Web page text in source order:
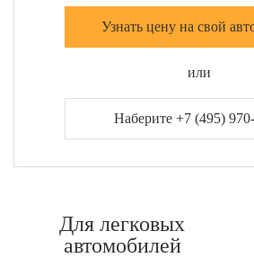
Узнать цену на свой
или
Наберите +7 (495)
Для легковых
автомобилей